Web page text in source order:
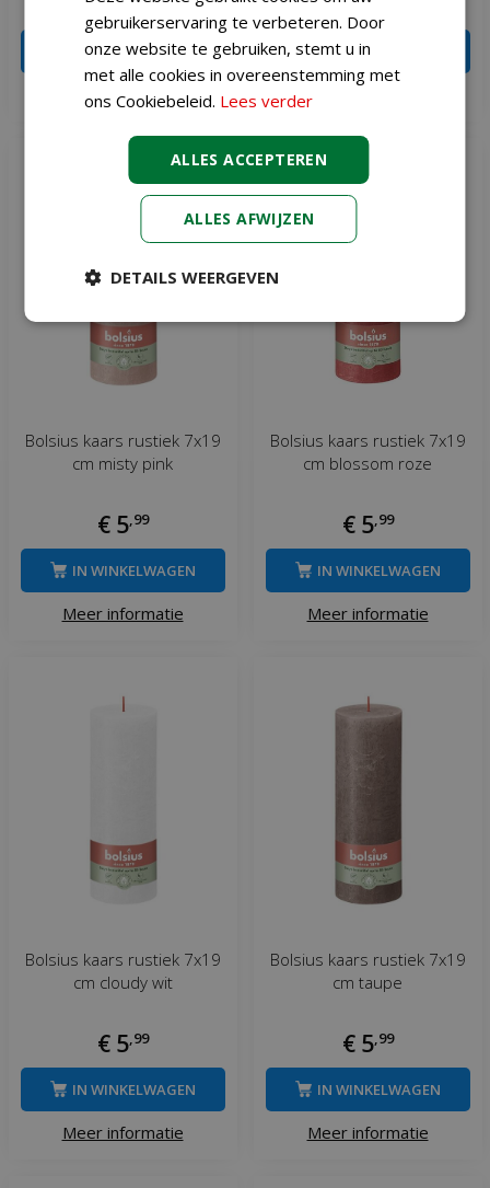
Meer informatie
IN WINKELWAGEN
Meer informatie
IN WINKELWAGEN
Bolsius kaars rustiek 7x19
cm misty pink
€ 5 99
Meer informatie
IN WINKELWAGEN
Bolsius kaars rustiek 7x19
cm blossom roze
€ 5 99
Meer informatie
IN WINKELWAGEN
Bolsius kaars rustiek 7x19
cm cloudy wit
€ 5 99
Meer informatie
IN WINKELWAGEN
Bolsius kaars rustiek 7x19
cm taupe
€ 5 99
Meer informatie
IN WINKELWAGEN
gebruikerservaring te verbeteren. Door
onze website te gebruiken, stemt u in
met alle cookies in overeenstemming met
ons Cookiebeleid. Lees verder
ALLES ACCEPTEREN
ALLES AFWIJZEN
DETAILS WEERGEVEN